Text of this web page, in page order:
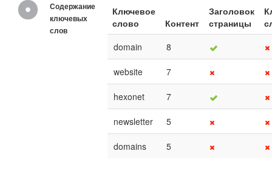
Содержание
ключевых
слов
Ключевое
слово
Контент
Заголовок
страницы
domain
8
website 7
hexonet 7
newsletter 5
domains 5